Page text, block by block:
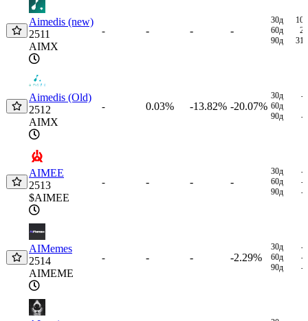
Aimedis (new)
2511
AIMX
- - - -
30д
60д
90д
Aimedis (Old)
2512
AIMX
- 0.03% -13.82% -20.07%
30д
-
60д
90д
-
AIMEE
2513
$AIMEE
- - - -
30д
-
60д
-
90д
-
AIMemes
2514
AIMEME
- - - -2.29%
30д
-
60д
-
90д
-